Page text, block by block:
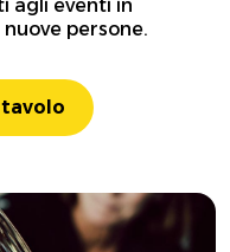
agli eventi in
persone.